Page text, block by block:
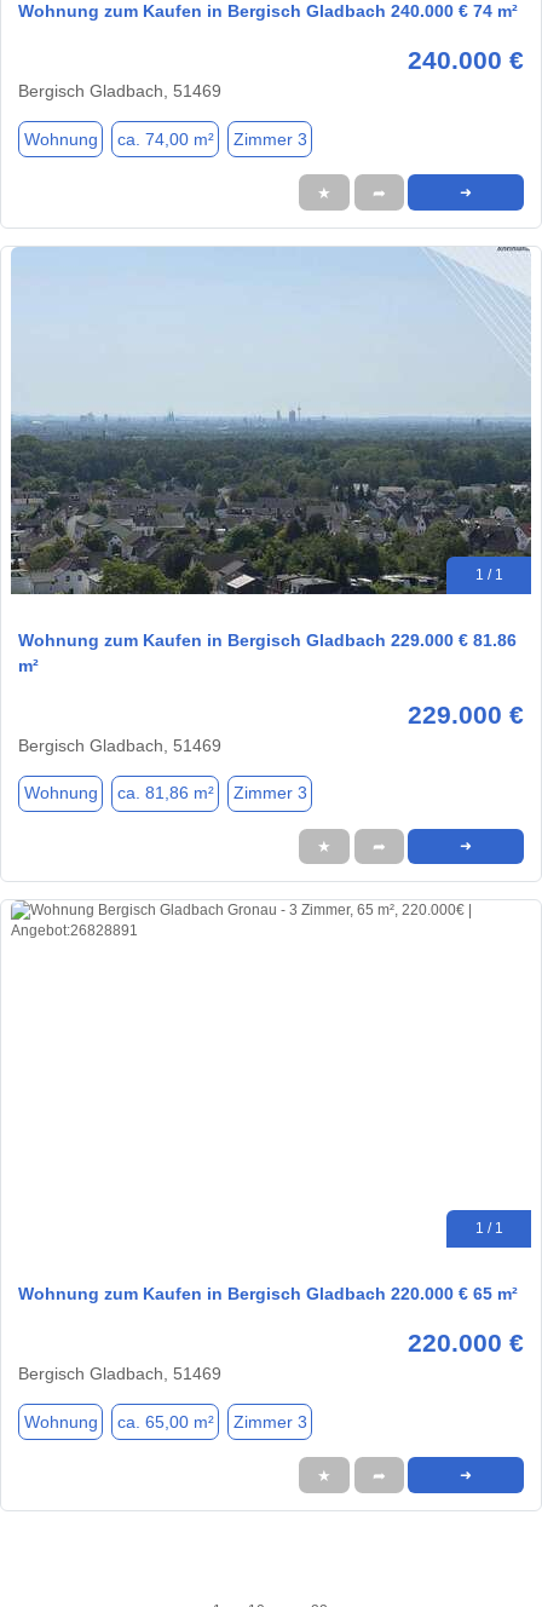
Wohnung zum Kaufen in Bergisch Gladbach 240.000 € 74 m²
240.000 €
Bergisch Gladbach, 51469
Wohnung ca. 74,00 m² Zimmer 3
★ ➦ ➜
1 / 1
Wohnung zum Kaufen in Bergisch Gladbach 229.000 € 81.86
m²
229.000 €
Bergisch Gladbach, 51469
Wohnung ca. 81,86 m² Zimmer 3
★ ➦ ➜
1 / 1
Wohnung zum Kaufen in Bergisch Gladbach 220.000 € 65 m²
220.000 €
Bergisch Gladbach, 51469
Wohnung ca. 65,00 m² Zimmer 3
★ ➦ ➜